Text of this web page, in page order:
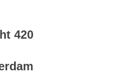
420